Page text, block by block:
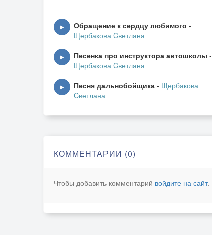
▶ Обращение к сердцу любимого -
Щербакова Cветлана
▶ Песенка про инструктора автошколы -
Щербакова Cветлана
▶ Песня дальнобойщика - Щербакова
Cветлана
КОММЕНТАРИИ (0)
Чтобы добавить комментарий войдите на сайт.